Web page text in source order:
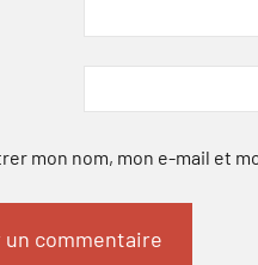
mon nom, mon e-mail et